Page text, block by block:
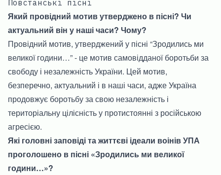
Повстанські пісні
Який провідний мотив утверджено в пісні? Чи
актуальний він у наші часи? Чому?
Провідний мотив, утверджений у пісні “Зродились ми
великої години…” - це мотив самовідданої боротьби за
свободу і незалежність України. Цей мотив,
безперечно, актуальний і в наші часи, адже Україна
продовжує боротьбу за свою незалежність і
територіальну цілісність у протистоянні з російською
агресією.
Які головні заповіді та життєві ідеали воінів УПА
проголошено в пісні «Зродились ми великої
години…»?